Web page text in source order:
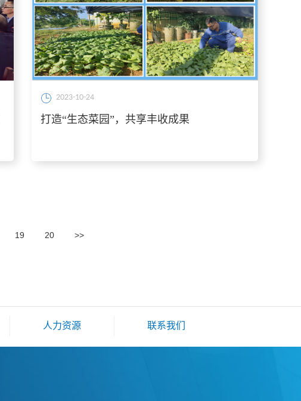
2023-10-24
打造“生态菜园”，共享丰收成果
19 20 >>
人力资源 联系我们